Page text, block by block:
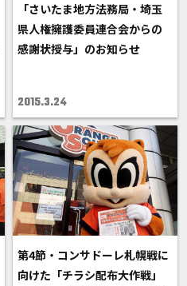
「さいたま地方法務局・埼玉
県人権擁護委員連合会からの
感謝状授与」のお知らせ
2015.3.24
第4節・コンサドーレ札幌戦に
向けた「チラシ配布大作戦」